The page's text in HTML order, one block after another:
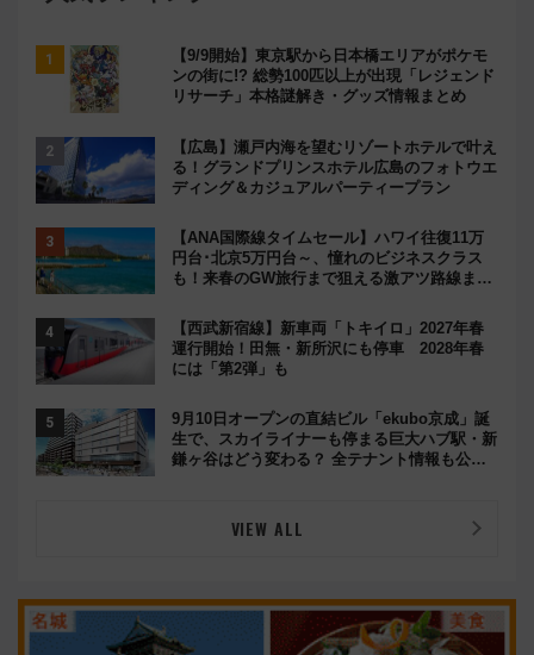
【9/9開始】東京駅から日本橋エリアがポケモ
ンの街に!? 総勢100匹以上が出現「レジェンド
リサーチ」本格謎解き・グッズ情報まとめ
【広島】瀬戸内海を望むリゾートホテルで叶え
る！グランドプリンスホテル広島のフォトウエ
ディング＆カジュアルパーティープラン
【ANA国際線タイムセール】ハワイ往復11万
円台･北京5万円台～、憧れのビジネスクラス
も！来春のGW旅行まで狙える激アツ路線まと
【西武新宿線】新車両「トキイロ」2027年春
運行開始！田無・新所沢にも停車 2028年春
には「第2弾」も
9月10日オープンの直結ビル「ekubo京成」誕
生で、スカイライナーも停まる巨大ハブ駅・新
鎌ヶ谷はどう変わる？ 全テナント情報も公
VIEW ALL